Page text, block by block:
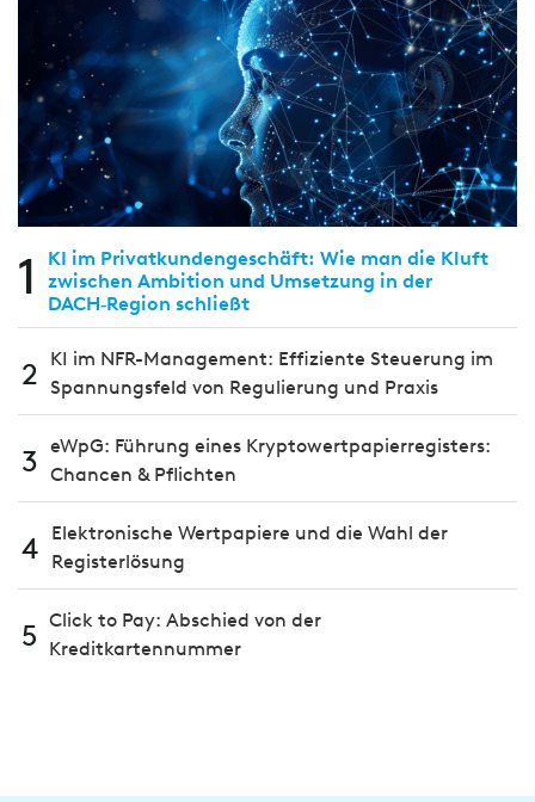
1
KI im Privatkundengeschäft: Wie man die Kluft
zwischen Ambition und Umsetzung in der
DACH‑Region schließt
2
KI im NFR-Management: Effiziente Steuerung im
Spannungsfeld von Regulierung und Praxis
3 eWpG: Führung eines Kryptowertpapierregisters:
Chancen & Pflichten
4
Elektronische Wertpapiere und die Wahl der
Registerlösung
5 Click to Pay: Abschied von der
Kreditkartennummer